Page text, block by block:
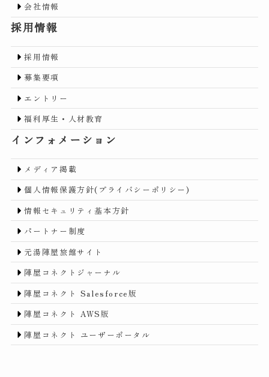
会社情報
採用情報
採用情報
募集要項
エントリー
福利厚生・人材教育
インフォメーション
メディア掲載
個人情報保護方針(プライバシーポリシー)
情報セキュリティ基本方針
パートナー制度
元湯陣屋旅館サイト
陣屋コネクトジャーナル
陣屋コネクト Salesforce版
陣屋コネクト AWS版
陣屋コネクト ユーザーポータル